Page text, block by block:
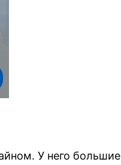
У него большие